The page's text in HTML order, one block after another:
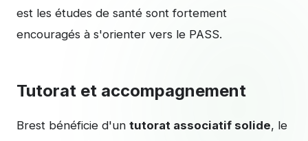
est les études de santé sont fortement
encouragés à s'orienter vers le PASS.
Tutorat et accompagnement
Brest bénéficie d'un tutorat associatif solide, le